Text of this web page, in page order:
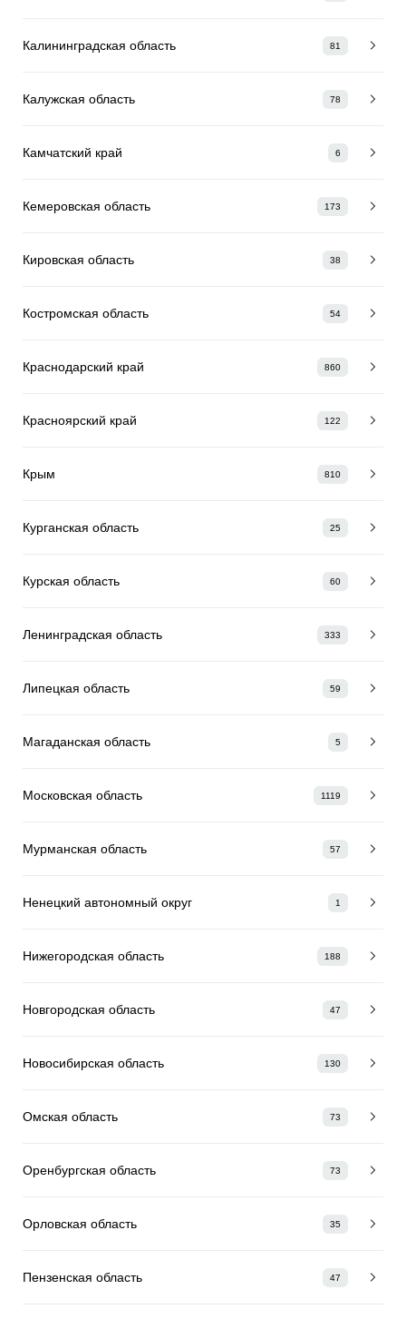
Калининградская область 81
Калужская область 78
Камчатский край 6
Кемеровская область 173
Кировская область 38
Костромская область 54
Краснодарский край 860
Красноярский край 122
Крым 810
Курганская область 25
Курская область 60
Ленинградская область 333
Липецкая область 59
Магаданская область 5
Московская область 1119
Мурманская область 57
Ненецкий автономный округ 1
Нижегородская область 188
Новгородская область 47
Новосибирская область 130
Омская область 73
Оренбургская область 73
Орловская область 35
Пензенская область 47